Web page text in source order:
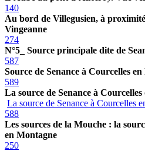
140
Au bord de Villegusien, à
Vingeanne
274
N°5_ Source principale dite de
587
Source de Senance à Courcelles
589
La source de Senance à
La source de Senance à Courcelles
588
Les sources de la Mouche : la
en Montagne
250